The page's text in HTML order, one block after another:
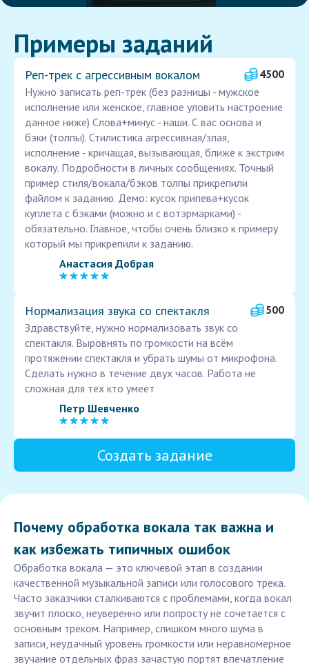
Примеры заданий
Реп-трек с агрессивным вокалом
4500
Нужно записать реп-трек (без разницы - мужское
исполнение или женское, главное уловить настроение
данное ниже) Слова+минус - наши. С вас основа и
бэки (толпы). Стилистика агрессивная/злая,
исполнение - кричащая, вызывающая, ближе к экстрим
вокалу. Подробности в личных сообщениях. Точный
пример стиля/вокала/бэков толпы прикрепили
файлом к заданию. Демо: кусок припева+кусок
куплета с бэками (можно и с вотэрмарками) -
обязательно. Главное, чтобы очень близко к примеру
который мы прикрепили к заданию.
Анастасия Добрая
Нормализация звука со спектакля
500
Здравствуйте, нужно нормализовать звук со
спектакля. Выровнять по громкости на всём
протяжении спектакля и убрать шумы от микрофона.
Сделать нужно в течение двух часов. Работа не
сложная для тех кто умеет
Петр Шевченко
Создать задание
Почему обработка вокала так важна и
как избежать типичных ошибок
Обработка вокала — это ключевой этап в создании
качественной музыкальной записи или голосового трека.
Часто заказчики сталкиваются с проблемами, когда вокал
звучит плоско, неуверенно или попросту не сочетается с
основным треком. Например, слишком много шума в
записи, неудачный уровень громкости или неравномерное
звучание отдельных фраз зачастую портят впечатление